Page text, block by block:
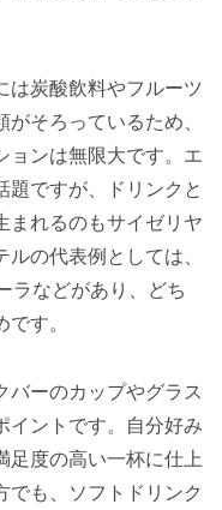
は炭酸飲料やフルーツ
そろっているため、
ョンは無限大です。エ
題ですが、ドリンクと
まれるのもサイゼリヤ
の代表例としては、
ラなどがあり、どち
す。
バーのカップやグラス
イントです。自分好み
足度の高い一杯に仕上
でも、ソフトドリンク